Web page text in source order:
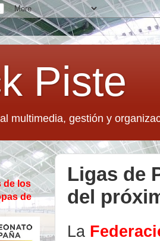
Piste
multimedia, gestión y
Ligas de
del
La
de los
de